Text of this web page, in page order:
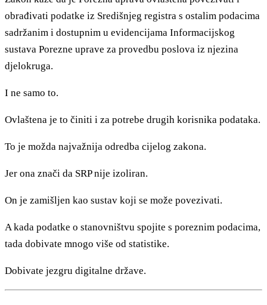
obrađivati podatke iz Središnjeg registra s ostalim podacima
sadržanim i dostupnim u evidencijama Informacijskog
sustava Porezne uprave za provedbu poslova iz njezina
djelokruga.
I ne samo to.
Ovlaštena je to činiti i za potrebe drugih korisnika podataka.
To je možda najvažnija odredba cijelog zakona.
Jer ona znači da SRP nije izoliran.
On je zamišljen kao sustav koji se može povezivati.
A kada podatke o stanovništvu spojite s poreznim podacima,
tada dobivate mnogo više od statistike.
Dobivate jezgru digitalne države.